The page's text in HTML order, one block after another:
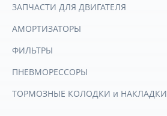
ЗАПЧАСТИ ДЛЯ ДВИГАТЕЛЯ
АМОРТИЗАТОРЫ
ФИЛЬТРЫ
ПНЕВМОРЕССОРЫ
ТОРМОЗНЫЕ КОЛОДКИ и НАКЛАДКИ